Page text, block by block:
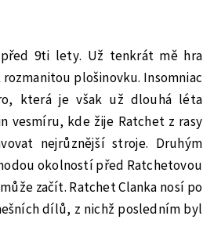
9ti lety. Už tenkrát mě hra
plošinovku. Insomniac
která je však už dlouhá léta
vesmíru, kde žije Ratchet z rasy
nejrůznější stroje. Druhým
okolností před Ratchetovou
začít. Ratchet Clanka nosí po
dílů, z nichž posledním byl